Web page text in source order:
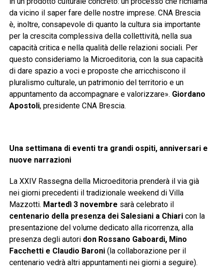
da vicino il saper fare delle nostre imprese. CNA Brescia
è, inoltre, consapevole di quanto la cultura sia importante
per la crescita complessiva della collettività, nella sua
capacità critica e nella qualità delle relazioni sociali. Per
questo consideriamo la Microeditoria, con la sua capacità
di dare spazio a voci e proposte che arricchiscono il
pluralismo culturale, un patrimonio del territorio e un
appuntamento da accompagnare e valorizzare». Giordano
Apostoli, presidente CNA Brescia.
Una settimana di eventi tra grandi ospiti, anniversari e
nuove narrazioni
La XXIV Rassegna della Microeditoria prenderà il via già
nei giorni precedenti il tradizionale weekend di Villa
Mazzotti. Martedì 3 novembre sarà celebrato il
centenario della presenza dei Salesiani a Chiaricon la
presentazione del volume dedicato alla ricorrenza, alla
presenza degli autori don Rossano Gaboardi, Mino
Facchetti e Claudio Baroni(la collaborazione per il
centenario vedrà altri appuntamenti nei giorni a seguire).